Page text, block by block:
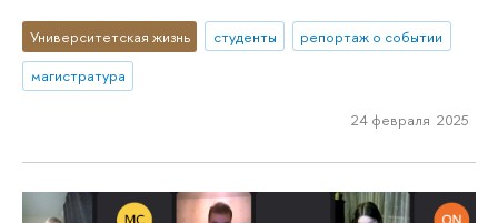
Университетская жизнь студенты
репортаж о событии
магистратура
24 февраля 2025